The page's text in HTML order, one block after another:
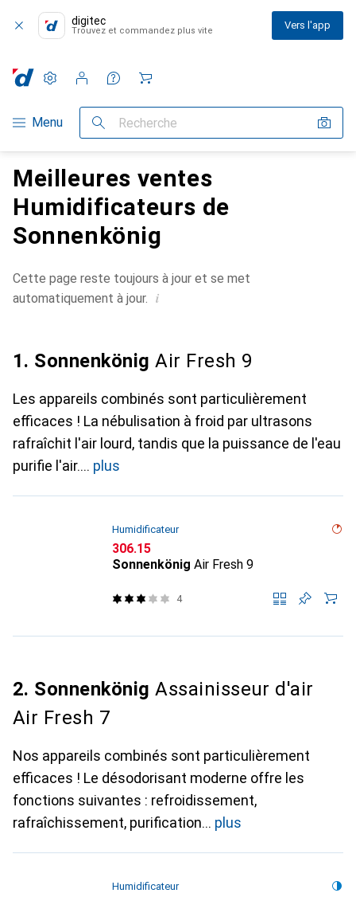
digitec
Trouvez et commandez plus vite Vers l'app
Navigation par catégorie
Menu Recherche
Paramètres
Compte client
Listes de comparaison
Listes d'envies
Panier
Meilleures ventes
Humidificateurs de
Sonnenkönig
Cette page reste toujours à jour et se met
automatiquement à jour. i
1. Sonnenkönig Air Fresh 9
Les appareils combinés sont particulièrement
efficaces ! La nébulisation à froid par ultrasons
rafraîchit l'air lourd, tandis que la puissance de l'eau
purifie l'air.
plus
Humidificateur
CHF
306.15
Sonnenkönig Air Fresh 9
4
2. Sonnenkönig Assainisseur d'air
Air Fresh 7
Nos appareils combinés sont particulièrement
efficaces ! Le désodorisant moderne offre les
fonctions suivantes : refroidissement,
rafraîchissement, purification
plus
Humidificateur